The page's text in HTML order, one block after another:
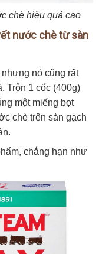
chè hiệu quả cao
nước chè từ sàn
nó cũng rất
Trộn 1 cốc (400g)
một miếng bọt
chè trên sàn gạch
chẳng hạn như